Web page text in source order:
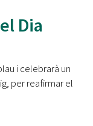
Dia
i celebrarà un
per reafirmar el